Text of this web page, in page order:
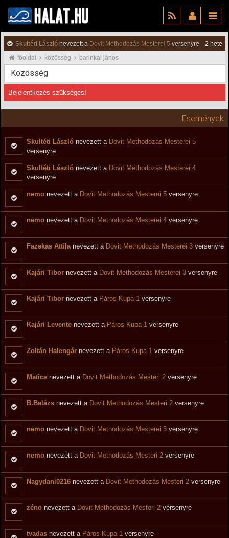
Skultéti László nevezett a Dovit Methodozás Mesterei 5 versenyre
2 hete
főoldal
közösség barinkai jános
Közösség
Bejelentkezés szükséges!
Események
Skultéti László nevezett a Dovit Methodozás Mesterei 5
versenyre
Skultéti László nevezett a Dovit Methodozás Mesterei 4
versenyre
nemo nevezett a Dovit Methodozás Mesterei 5 versenyre
nemo nevezett a Dovit Methodozás Mesterei 4 versenyre
Fazekas Attilanevezett a Dovit Methodozás Mesterei 3 versenyre
Kajári Tibor nevezett a Dovit Methodozás Mesterei 3 versenyre
Kajári Tibor nevezett a Páros Kupa 1 versenyre
Kajári Levente nevezett a Páros Kupa 1 versenyre
Zoltán Halengár nevezett a Páros Kupa 1 versenyre
Matics nevezett a Dovit Methodozás Mesteri 2 versenyre
B.Balázs nevezett a Dovit Methodozás Mesteri 2 versenyre
nemo nevezett a Dovit Methodozás Mesterei 3 versenyre
nemo nevezett a Dovit Methodozás Mesteri 2 versenyre
Nagydani0216 nevezett a Dovit Methodozás Mesteri 2 versenyre
zéno nevezett a Dovit Methodozás Mesteri 2 versenyre
tvadas nevezett a Páros Kupa 1 versenyre